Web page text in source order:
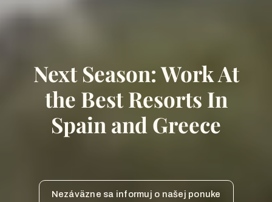
Next Season: Work At
the Best Resorts In
Spain and Greece
Nezáväzne sa informuj o našej ponuke